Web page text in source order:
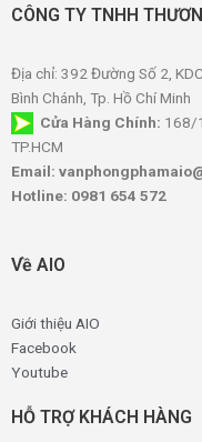
CÔNG TY TNHH
Địa chỉ: 392 Đường Số 2,
Bình Chánh, Tp. Hồ Chí Minh
Cửa Hàng Chính: 168/
TP.HCM
Email:
Hotline: 0981 654 572
Về AIO
Giới thiệu AIO
Facebook
Youtube
HỖ TRỢ KHÁCH HÀNG